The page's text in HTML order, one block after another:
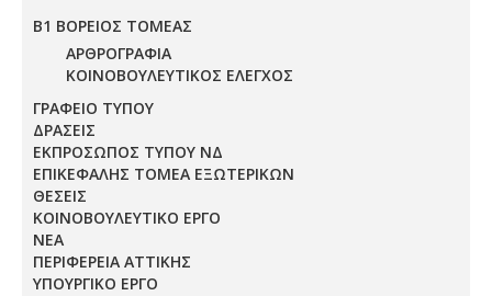
Β1 ΒΟΡΕΙΟΣ ΤΟΜΕΑΣ
ΑΡΘΡΟΓΡΑΦΙΑ
ΚΟΙΝΟΒΟΥΛΕΥΤΙΚΟΣ ΕΛΕΓΧΟΣ
ΓΡΑΦΕΙΟ ΤΥΠΟΥ
ΔΡΑΣΕΙΣ
ΕΚΠΡΟΣΩΠΟΣ ΤΥΠΟΥ ΝΔ
ΕΠΙΚΕΦΑΛΗΣ ΤΟΜΕΑ ΕΞΩΤΕΡΙΚΩΝ
ΘΕΣΕΙΣ
ΚΟΙΝΟΒΟΥΛΕΥΤΙΚΟ ΕΡΓΟ
ΝΕΑ
ΠΕΡΙΦΕΡΕΙΑ ΑΤΤΙΚΗΣ
ΥΠΟΥΡΓΙΚΟ ΕΡΓΟ